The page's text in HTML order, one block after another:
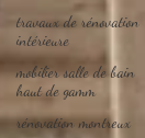
travaux de rénovation
intérieure
mobilier salle de bain
haut de gamm
rénovation montreux